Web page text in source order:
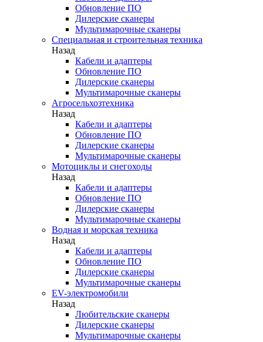
Обновление ПО
Дилерские сканеры
Мультимарочные сканеры
Специальная и строительная техника
Назад
Кабели и адаптеры
Обновление ПО
Дилерские сканеры
Мультимарочные сканеры
Агросельхозтехника
Назад
Кабели и адаптеры
Обновление ПО
Дилерские сканеры
Мультимарочные сканеры
Мотоциклы и снегоходы
Назад
Кабели и адаптеры
Обновление ПО
Дилерские сканеры
Мультимарочные сканеры
Водная и морская техника
Назад
Кабели и адаптеры
Обновление ПО
Дилерские сканеры
Мультимарочные сканеры
EV-электромобили
Назад
Любительские сканеры
Дилерские сканеры
Мультимарочные сканеры